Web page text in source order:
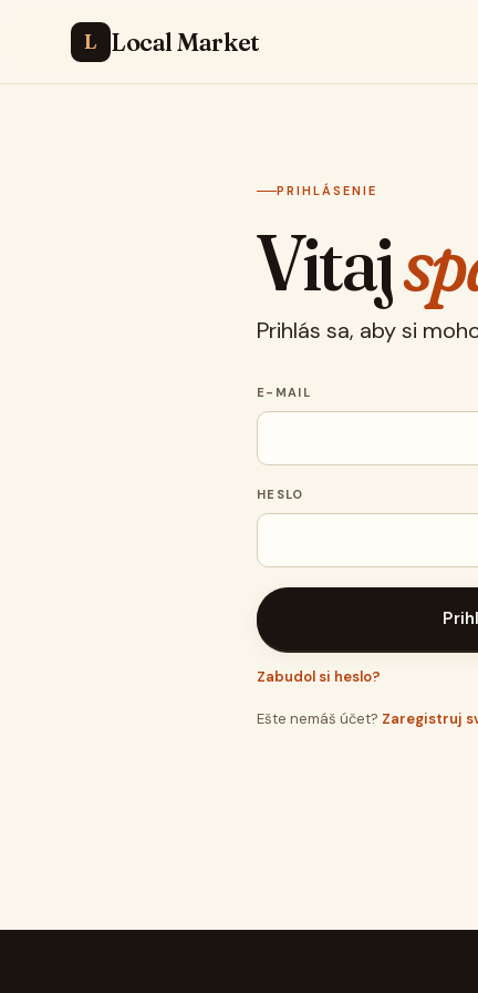
L Local Market
PRIHLÁSENIE
Vitaj
Prihlás sa, aby si
E-MAIL
HESLO
Zabudol si heslo?
Ešte nemáš účet? Zaregistruj